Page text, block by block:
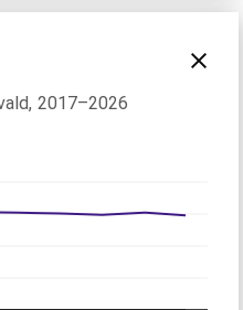
2017–2026